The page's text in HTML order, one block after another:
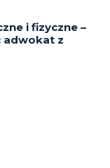
i fizyczne –
adwokat z